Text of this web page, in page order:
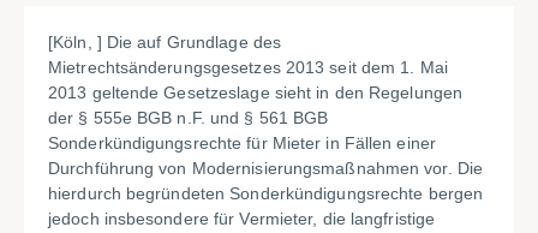
[Köln, ] Die auf Grundlage des
Mietrechtsänderungsgesetzes 2013 seit dem 1. Mai
2013 geltende Gesetzeslage sieht in den Regelungen
der § 555e BGB n.F. und § 561 BGB
Sonderkündigungsrechte für Mieter in Fällen einer
Durchführung von Modernisierungsmaßnahmen vor. Die
hierdurch begründeten Sonderkündigungsrechte bergen
jedoch insbesondere für Vermieter, die langfristige